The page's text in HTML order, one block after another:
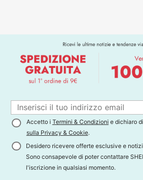
Accetto i Termini & Condizioni e dichiaro
sulla Privacy & Cookie.
Desidero ricevere offerte esclusive e
Sono consapevole di poter contattare
l'iscrizione in qualsiasi momento.